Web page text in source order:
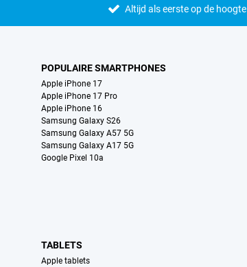
Altijd als eerste op de hoogte
POPULAIRE SMARTPHONES
Apple iPhone 17
Apple iPhone 17 Pro
Apple iPhone 16
Samsung Galaxy S26
Samsung Galaxy A57 5G
Samsung Galaxy A17 5G
Google Pixel 10a
TABLETS
Apple tablets